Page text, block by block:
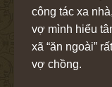
công tác xa
vợ mình hiểu
xã “ăn ngoài”
vợ chồng.